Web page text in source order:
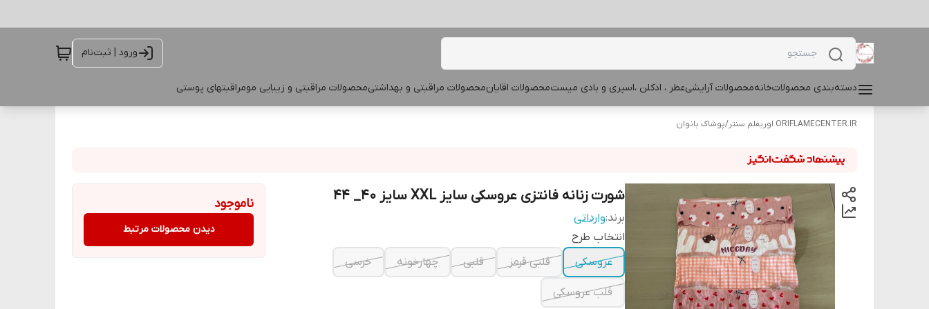
ورود | ثبت‌نام
دسته‌بندی محصولاتخانهمحصولات آرایشیعطر ، ادکلن ،اسپری و بادی میستمحصولات اقایانمحصولات مراقبتی و بهداشتیمحصولات مراقبتی و زیبایی مومراقبتهای پوستی
ORIFLAMECENTER.IR اوریفلم سنتر /پوشاک بانوان
شورت زنانه فانتزی عروسکی سایز XXL سایز 40_ 44
برند:وارداتی
انتخاب طرح
عروسکی
قلبی قرمز قلبی چهارخونه خرسی
قلب عروسکی
ناموجود
دیدن محصولات مرتبط